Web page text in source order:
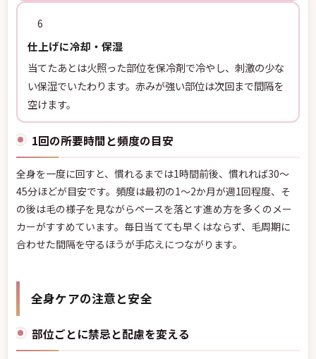
6
仕上げに冷却・保湿
当てたあとは火照った部位を保冷剤で冷やし、刺激の少な
い保湿でいたわります。赤みが強い部位は次回まで間隔を
空けます。
1回の所要時間と頻度の目安
全身を一度に回すと、慣れるまでは1時間前後、慣れれば30〜
45分ほどが目安です。頻度は最初の1〜2か月が週1回程度、そ
の後は毛の様子を見ながらペースを落とす進め方を多くのメー
カーがすすめています。毎日当てても早くはならず、毛周期に
合わせた間隔を守るほうが手応えにつながります。
全身ケアの注意と安全
部位ごとに禁忌と配慮を変える